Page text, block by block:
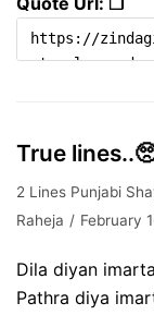
True
2 Lines Punjabi
Raheja
February
Dila diyan
Pathra diya